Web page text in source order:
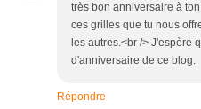
très bon anniversaire à
ces grilles que tu nous
les autres.<br /> J'espère
d'anniversaire de ce blog.
Répondre